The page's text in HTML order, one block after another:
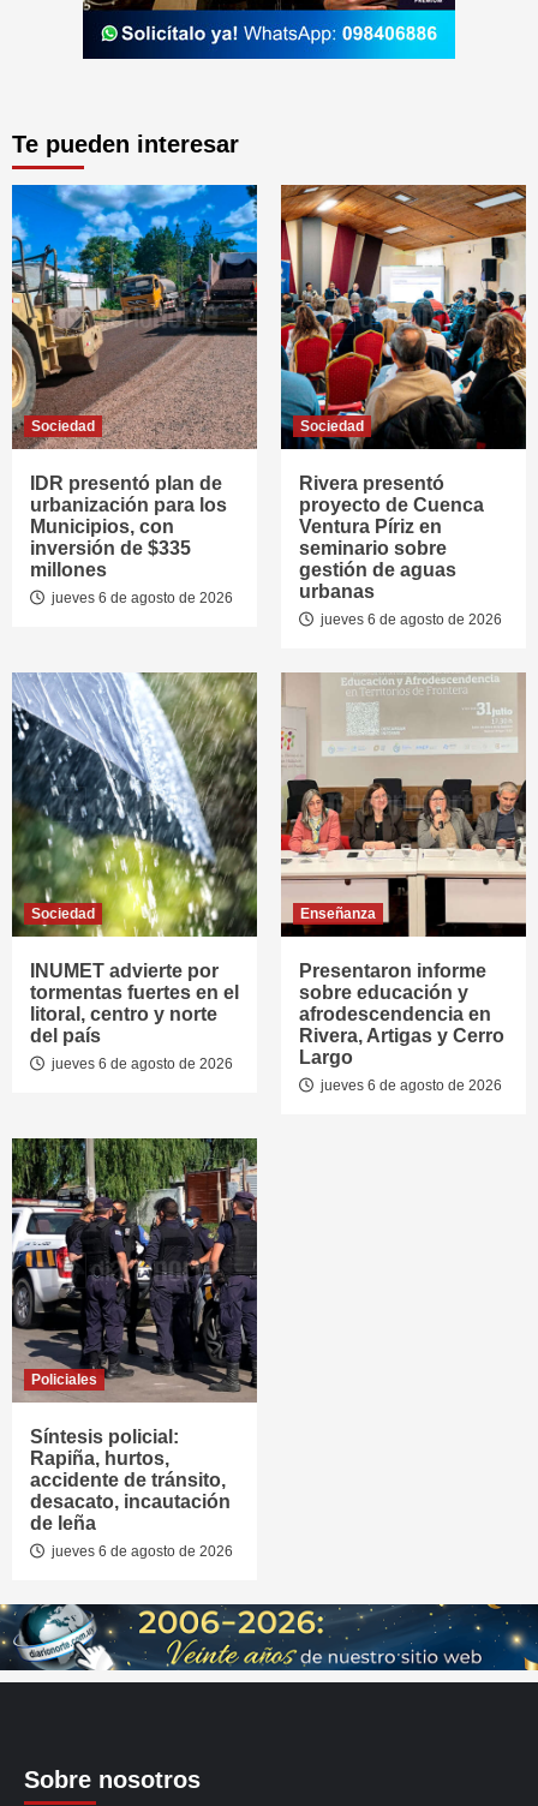
Te pueden interesar
Sociedad
IDR presentó plan de
urbanización para los
Municipios, con
inversión de $335
millones
jueves 6 de agosto de 2026
Sociedad
Rivera presentó
proyecto de Cuenca
Ventura Píriz en
seminario sobre
gestión de aguas
urbanas
jueves 6 de agosto de 2026
Sociedad
INUMET advierte por
tormentas fuertes en el
litoral, centro y norte
del país
jueves 6 de agosto de 2026
Enseñanza
Presentaron informe
sobre educación y
afrodescendencia en
Rivera, Artigas y Cerro
Largo
jueves 6 de agosto de 2026
Policiales
Síntesis policial:
Rapiña, hurtos,
accidente de tránsito,
desacato, incautación
de leña
jueves 6 de agosto de 2026
Sobre nosotros